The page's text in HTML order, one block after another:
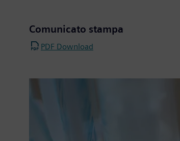
Comunicato stampa
PDF Download